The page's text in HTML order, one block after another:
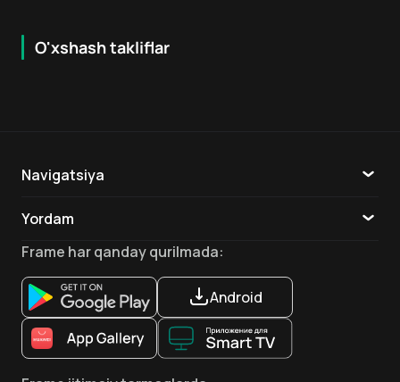
O'xshash takliflar
16 + 7.9
Navigatsiya
Yordam
Aloqa
Ilovalar
Frame har qanday qurilmada:
Android